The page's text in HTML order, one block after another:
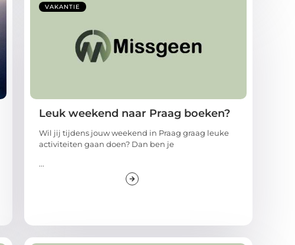
VAKANTIE
Leuk weekend naar Praag boeken?
Wil jij tijdens jouw weekend in Praag graag leuke
activiteiten gaan doen? Dan ben je
...